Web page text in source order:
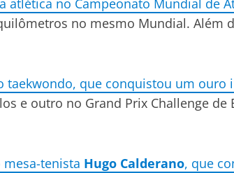
atlética no Campeonato Mundial de
no mesmo Mundial. Além
taekwondo, que conquistou um ouro
e outro no Grand Prix Challenge de
mesa-tenista Hugo Calderano, que